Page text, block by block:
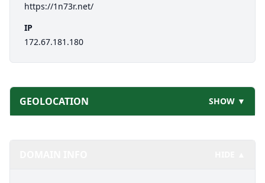
https://1n73r.net/
IP
172.67.181.180
GEOLOCATION SHOW ▼